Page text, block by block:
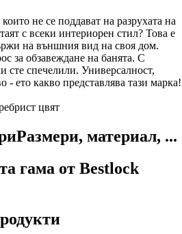
не се поддават на разрухата на
с всеки интериорен стил? Това е
на външния вид на своя дом.
за обзавеждане на банята. С
сте спечелили. Универсалност,
- ето какво представлява тази марка!
цвят
Размери, материал, ...
гама от Bestlock